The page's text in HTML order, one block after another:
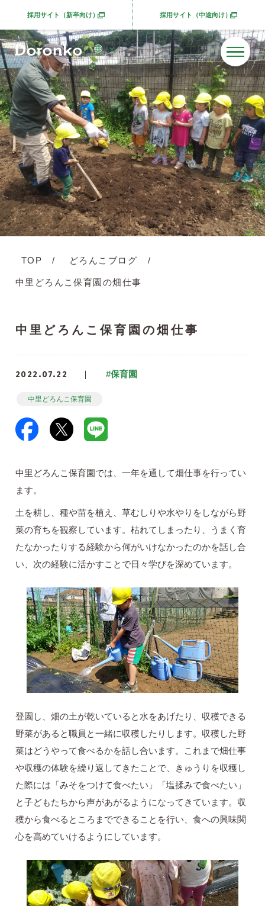
採用サイト（新卒向け）別ウィンドウで開きます 採用サイト（中途向け）別ウィンドウで開きま
TOP どろんこブログ
中里どろんこ保育園の畑仕事
中里どろんこ保育園の畑仕事
2022.07.22 #保育園
中里どろんこ保育園
中里どろんこ保育園では、一年を通して畑仕事を行ってい
ます。
土を耕し、種や苗を植え、草むしりや水やりをしながら野
菜の育ちを観察しています。枯れてしまったり、うまく育
たなかったりする経験から何がいけなかったのかを話し合
い、次の経験に活かすことで日々学びを深めています。
登園し、畑の土が乾いていると水をあげたり、収穫できる
野菜があると職員と一緒に収穫したりします。収穫した野
菜はどうやって食べるかを話し合います。これまで畑仕事
や収穫の体験を繰り返してきたことで、きゅうりを収穫し
た際には「みそをつけて食べたい」「塩揉みで食べたい」
と子どもたちから声があがるようになってきています。収
穫から食べるところまでできることを行い、食への興味関
心を高めていけるようにしています。